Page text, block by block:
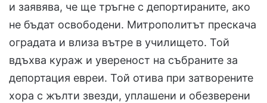
и заявява, че ще тръгне с депортираните, ако
не бъдат освободени. Митрополитът прескача
оградата и влиза вътре в училището. Той
вдъхва кураж и увереност на събраните за
депортация евреи. Той отива при затворените
хора с жълти звезди, уплашени и обезверени